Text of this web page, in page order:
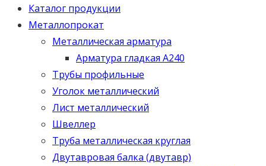
Каталог продукции
Металлопрокат
Металлическая арматура
Арматура гладкая А240
Трубы профильные
Уголок металлический
Лист металлический
Швеллер
Труба металлическая круглая
Двутавровая балка (двутавр)